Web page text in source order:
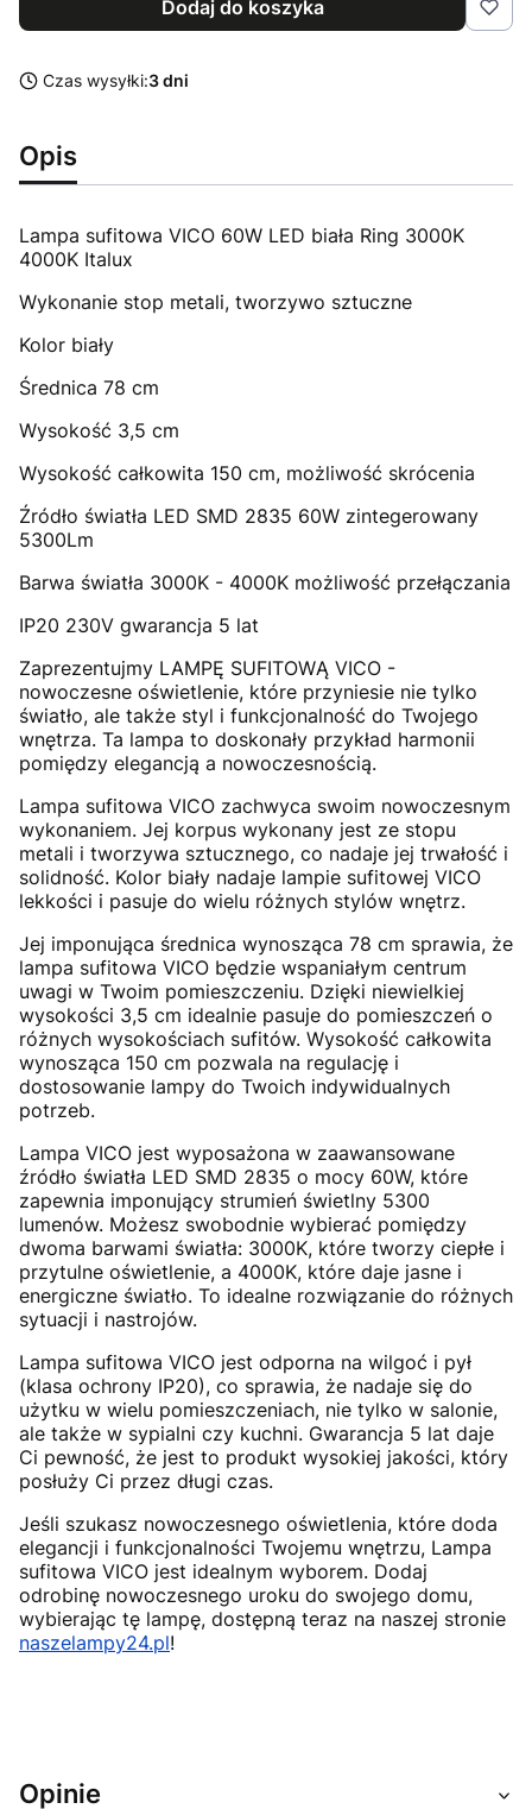
Dodaj do koszyka
Czas wysyłki:3 dni
Opis
Lampa sufitowa VICO 60W LED biała Ring 3000K
4000K Italux
Wykonanie stop metali, tworzywo sztuczne
Kolor biały
Średnica 78 cm
Wysokość 3,5 cm
Wysokość całkowita 150 cm, możliwość skrócenia
Źródło światła LED SMD 2835 60W zintegerowany
5300Lm
Barwa światła 3000K - 4000K możliwość przełączania
IP20 230V gwarancja 5 lat
Zaprezentujmy LAMPĘ SUFITOWĄ VICO -
nowoczesne oświetlenie, które przyniesie nie tylko
światło, ale także styl i funkcjonalność do Twojego
wnętrza. Ta lampa to doskonały przykład harmonii
pomiędzy elegancją a nowoczesnością.
Lampa sufitowa VICO zachwyca swoim nowoczesnym
wykonaniem. Jej korpus wykonany jest ze stopu
metali i tworzywa sztucznego, co nadaje jej trwałość i
solidność. Kolor biały nadaje lampie sufitowej VICO
lekkości i pasuje do wielu różnych stylów wnętrz.
Jej imponująca średnica wynosząca 78 cm sprawia, że
lampa sufitowa VICO będzie wspaniałym centrum
uwagi w Twoim pomieszczeniu. Dzięki niewielkiej
wysokości 3,5 cm idealnie pasuje do pomieszczeń o
różnych wysokościach sufitów. Wysokość całkowita
wynosząca 150 cm pozwala na regulację i
dostosowanie lampy do Twoich indywidualnych
potrzeb.
Lampa VICO jest wyposażona w zaawansowane
źródło światła LED SMD 2835 o mocy 60W, które
zapewnia imponujący strumień świetlny 5300
lumenów. Możesz swobodnie wybierać pomiędzy
dwoma barwami światła: 3000K, które tworzy ciepłe i
przytulne oświetlenie, a 4000K, które daje jasne i
energiczne światło. To idealne rozwiązanie do różnych
sytuacji i nastrojów.
Lampa sufitowa VICO jest odporna na wilgoć i pył
(klasa ochrony IP20), co sprawia, że nadaje się do
użytku w wielu pomieszczeniach, nie tylko w salonie,
ale także w sypialni czy kuchni. Gwarancja 5 lat daje
Ci pewność, że jest to produkt wysokiej jakości, który
posłuży Ci przez długi czas.
Jeśli szukasz nowoczesnego oświetlenia, które doda
elegancji i funkcjonalności Twojemu wnętrzu, Lampa
sufitowa VICO jest idealnym wyborem. Dodaj
odrobinę nowoczesnego uroku do swojego domu,
wybierając tę lampę, dostępną teraz na naszej stronie
naszelampy24.pl!
Opinie